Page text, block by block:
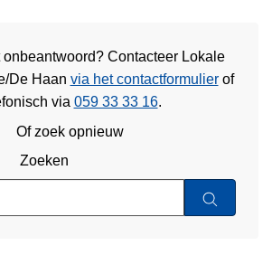
Contacteer Lokale
De Haan via het contactformulierof
via 059 33 33 16.
Of zoek opnieuw
Zoeken